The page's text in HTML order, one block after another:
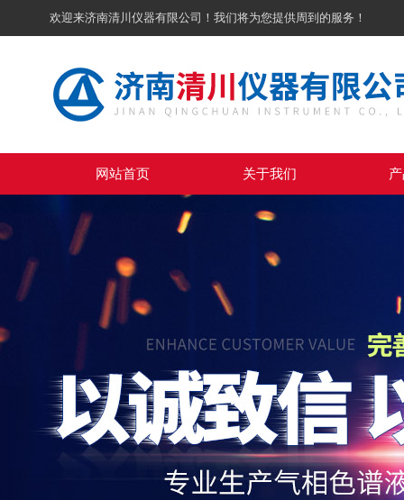
欢迎来济南清川仪器有限公司！我们将为您提供周到的服务！
网站首页 关于我们